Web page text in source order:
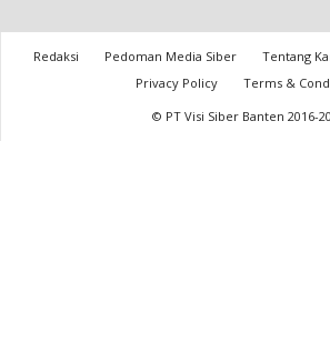
Redaksi Pedoman Media Siber Tentang
Privacy Policy
Terms &
© PT Visi Siber Banten 2016-